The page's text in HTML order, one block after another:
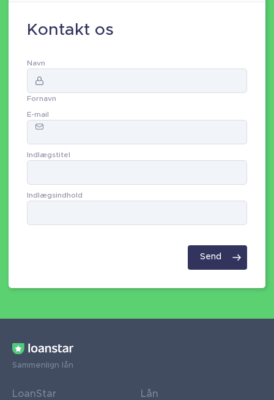
Kontakt os
Navn
Fornavn
E-mail
Indlægstitel
Indlægsindhold
Sammenlign lån
LoanStar Lån